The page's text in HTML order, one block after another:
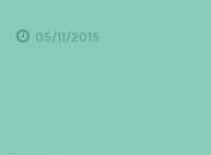
05/11/2015